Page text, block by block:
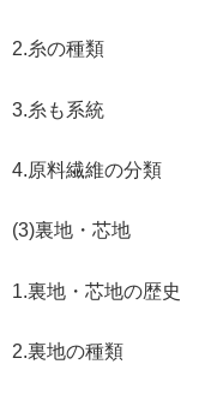
2.糸の種類
3.糸も系統
4.原料繊維の分類
(3)裏地・芯地
1.裏地・芯地の歴史
2.裏地の種類